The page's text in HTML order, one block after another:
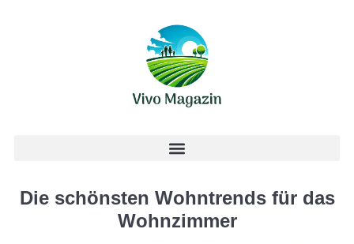
Die schönsten Wohntrends für das
Wohnzimmer